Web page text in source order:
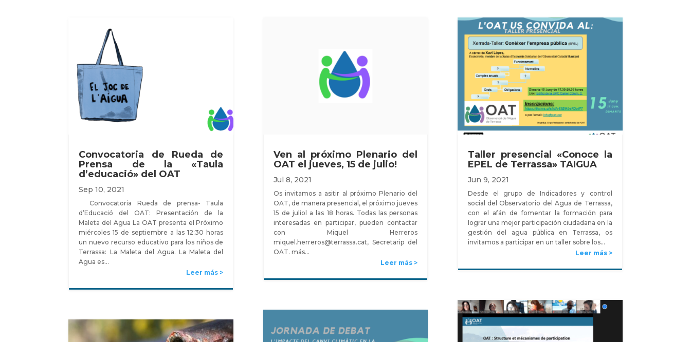
Convocatoria de Rueda de
Prensa de la «Taula
d’educació» del OAT
Sep 10, 2021
Convocatoria Rueda de prensa- Taula
d’Educació del OAT: Presentación de la
Maleta del Agua La OAT presenta el Próximo
miércoles 15 de septiembre a las 12:30 horas
un nuevo recurso educativo para los niños de
Terrassa: La Maleta del Agua. La Maleta del
Agua es…
Leer más
Ven al próximo Plenario del
OAT el jueves, 15 de julio!
Jul 8, 2021
Os invitamos a asitir al próximo Plenario del
OAT, de manera presencial, el próximo jueves
15 de juliol a las 18 horas. Todas las personas
interesadas en participar, pueden contactar
con Miquel Herreros
miquel.herreros@terrassa.cat, Secretarip del
OAT. más…
Leer más
Taller presencial «Conoce la
EPEL de Terrassa» TAIGUA
Jun 9, 2021
Desde el grupo de Indicadores y control
social del Observatorio del Agua de Terrassa,
con el afán de fomentar la formación para
lograr una mejor participación ciudadana en la
gestión del agua pública en Terrassa, os
invitamos a participar en un taller sobre los…
Leer más